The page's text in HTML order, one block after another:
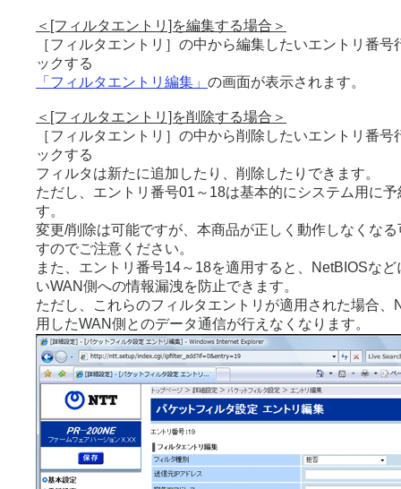
＜[フィルタエントリ]を編集する場合＞
［フィルタエントリ］の中から編集したいエントリ番号
ックする
「フィルタエントリ編集」 の画面が表示されます。
＜[フィルタエントリ]を削除する場合＞
［フィルタエントリ］の中から削除したいエントリ番号
ックする
フィルタは新たに追加したり、削除したりできます。
ただし、エントリ番号01～18は基本的にシステム用に
す。
変更/削除は可能ですが、本商品が正しく動作しなくな
すのでご注意ください。
また、エントリ番号14～18を適用すると、NetBIOSな
いWAN側への情報漏洩を防止できます。
ただし、これらのフィルタエントリが適用された場合、
用したWAN側とのデータ通信が行えなくなります。